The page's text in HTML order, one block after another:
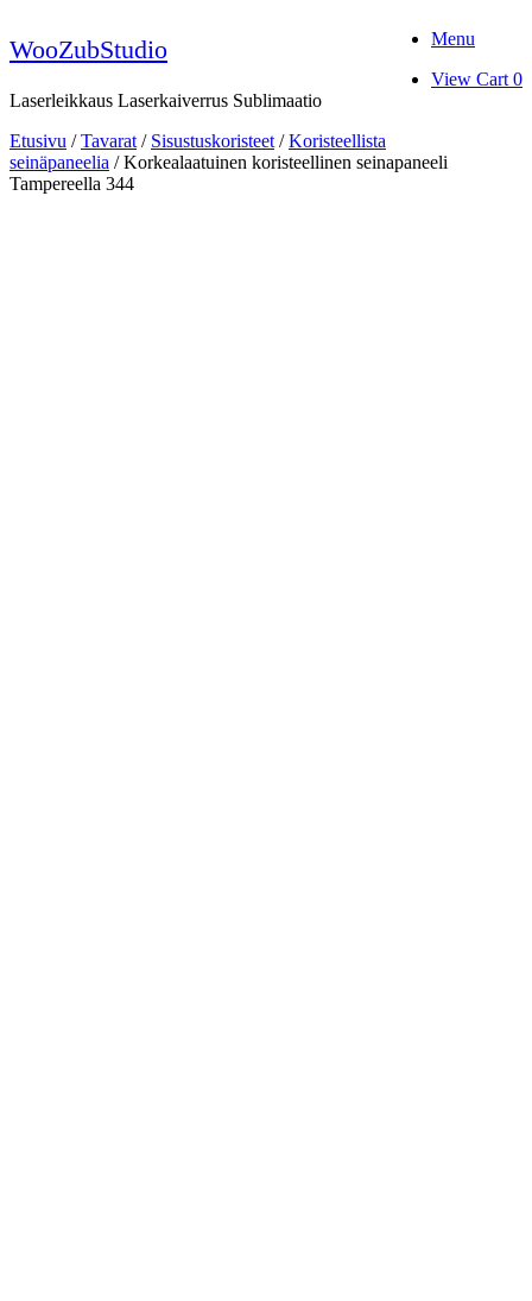
to
content
WooZubStudio
Laserleikkaus Laserkaiverrus Sublimaatio
Menu
View
View Cart 0
Etusivu /Tavarat / Sisustuskoristeet /Koristeellista
seinäpaneelia / Korkealaatuinen koristeellinen seinapaneeli
Tampereella 344